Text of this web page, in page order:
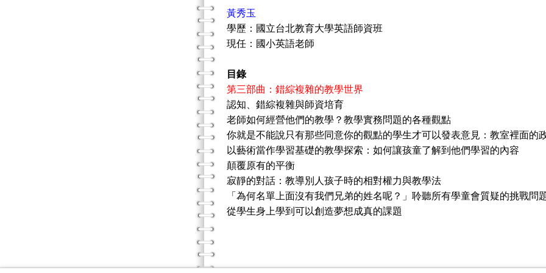
黃秀玉
學歷：國立台北教育大學英語師資班
現任：國小英語老師
目錄
第三部曲：錯綜複雜的教學世界
認知、錯綜複雜與師資培育
老師如何經營他們的教學？教學實務問題的各種觀點
你就是不能說只有那些同意你的觀點的學生才可以發表意見：教室裡面的
以藝術當作學習基礎的教學探索：如何讓孩童了解到他們學習的內容
顛覆原有的平衡
寂靜的對話：教導別人孩子時的相對權力與教學法
「為何名單上面沒有我們兄弟的姓名呢？」聆聽所有學童會質疑的挑戰問
從學生身上學到可以創造夢想成真的課題